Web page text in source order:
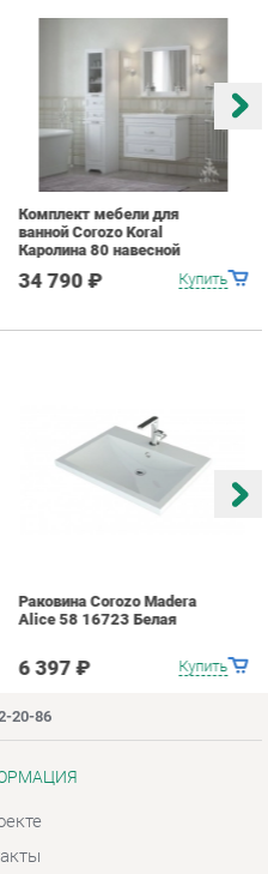
Купить
Комплект мебели для
ванной Corozo Koral
Каролина 80 навесной
34 790 ₽
Купить
Раковина Corozo Madera
Alice 58 16723 Белая
86
и Оплата